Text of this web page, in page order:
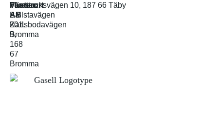
Fluetec
AB
Karlsbodavägen
9,
168
67
Bromma
Västerort
Bällstavägen
201,
Bromma
Tumstocksvägen 10, 187 66 Täby